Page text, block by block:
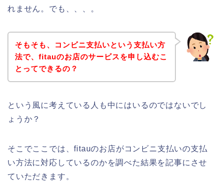
れません。でも、、、。
そもそも、コンビニ支払いという支払い方
法で、fitauのお店のサービスを申し込むこ
とってできるの？
という風に考えている人も中にはいるのではないでし
ょうか？
そこでここでは、fitauのお店がコンビニ支払いの支払
い方法に対応しているのかを調べた結果を記事にさせ
ていただきます。